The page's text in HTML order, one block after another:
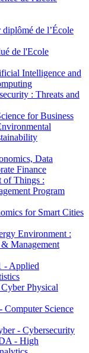
de l’École
de l'Ecole
Intelligence and
: Threats and
for Business
Data
Finance
of Things :
Program
for Smart Cities
Environment :
Management
- Applied
Physical
Science
- Cybersecurity
- High